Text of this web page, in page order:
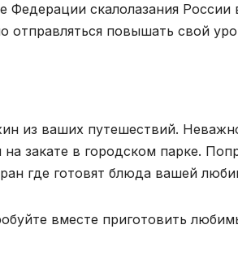
Федерации скалолазания
отправляться повышать свой
из ваших путешествий.
закате в городском парке.
где готовят блюда вашей
вместе приготовить